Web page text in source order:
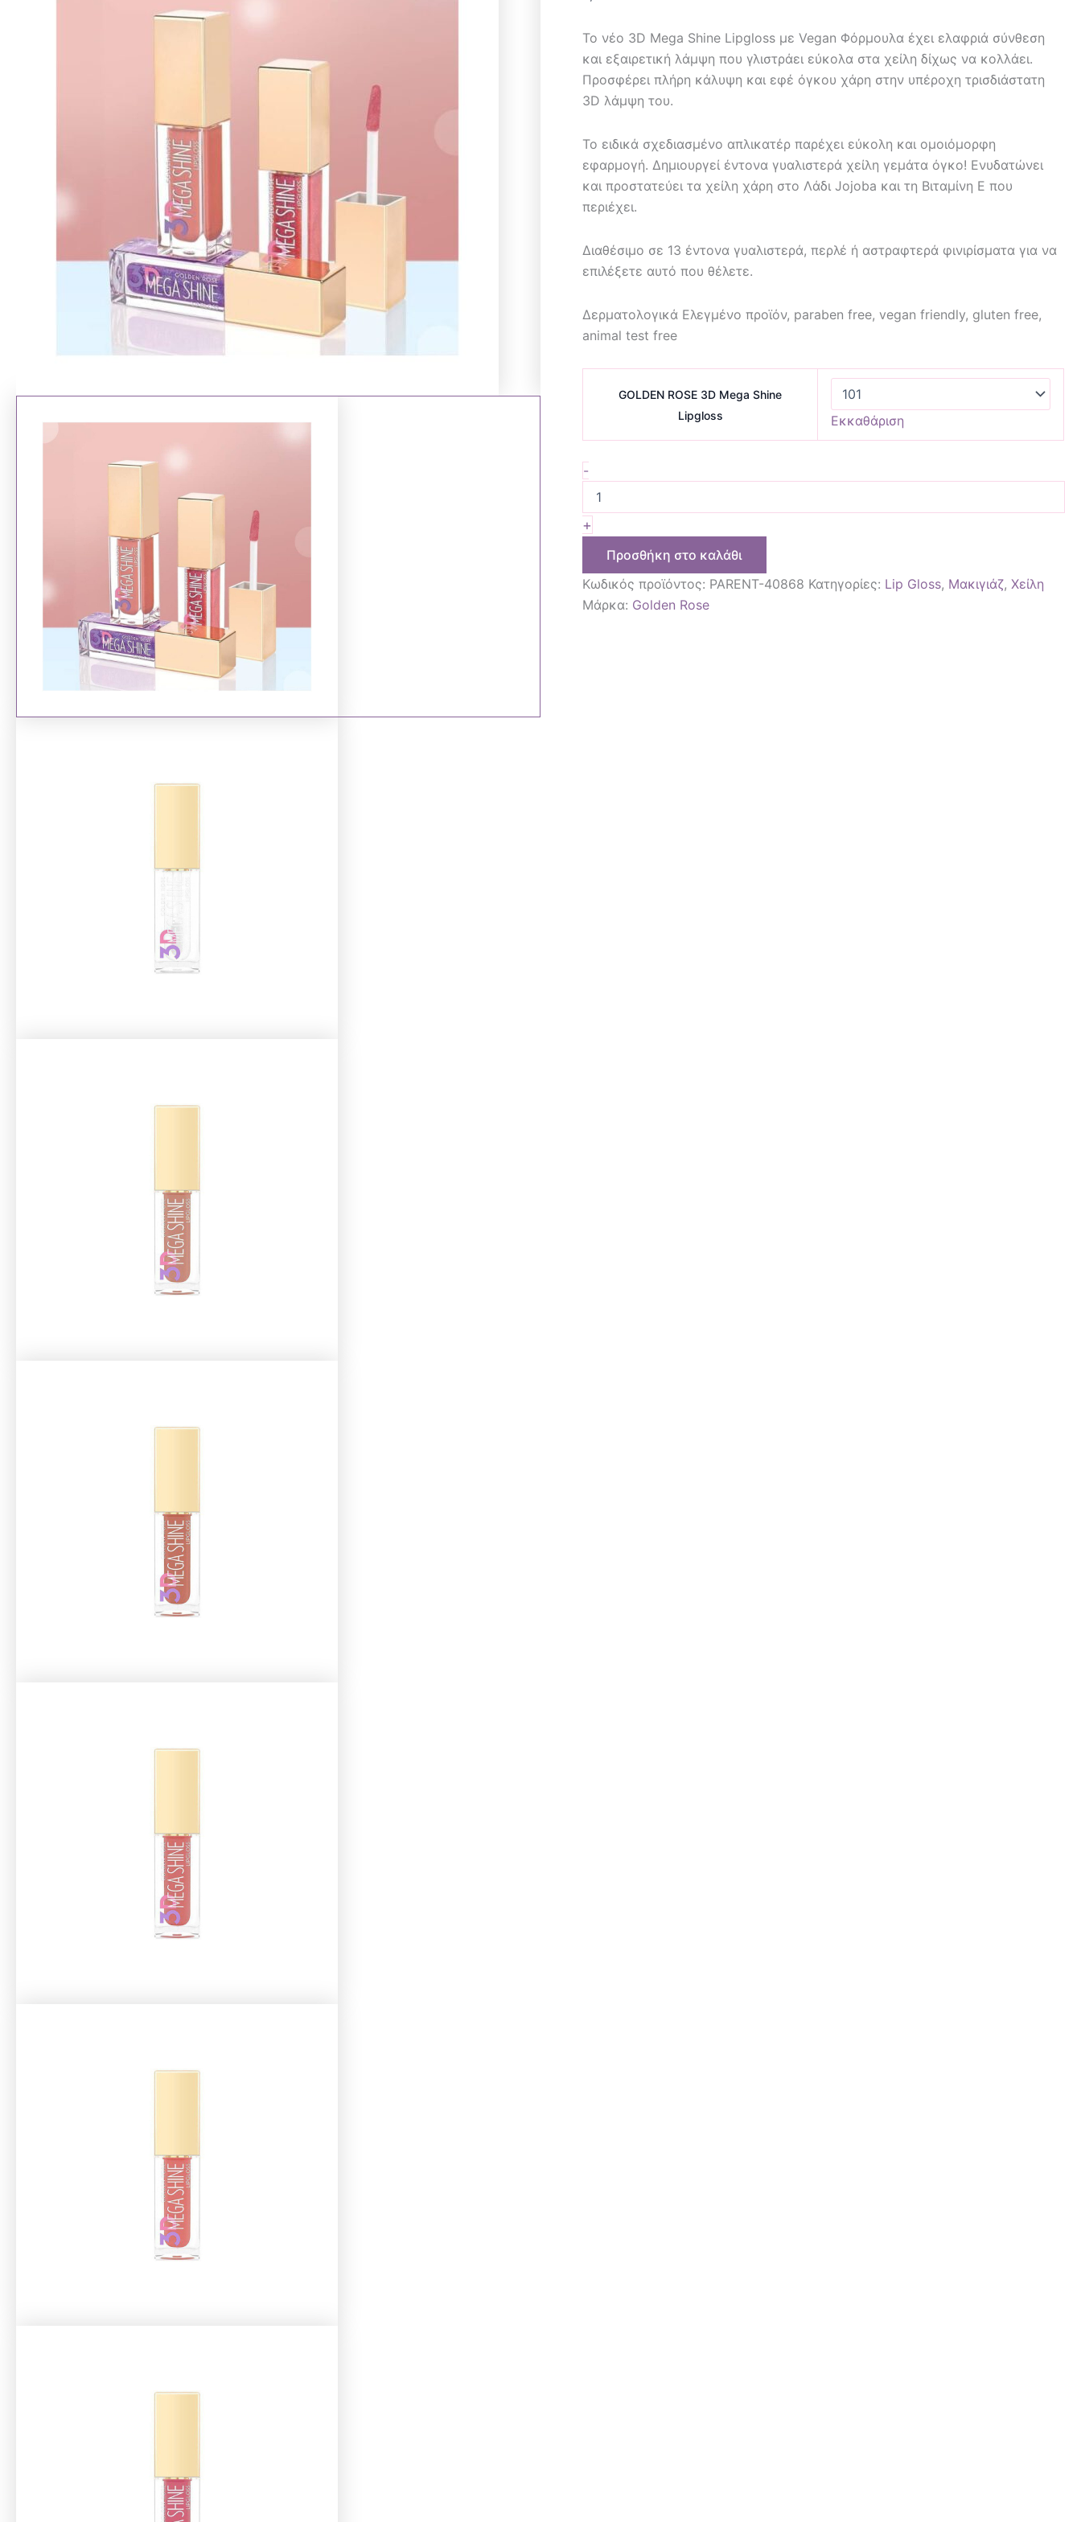
To νέο 3D Mega Shine Lipgloss με Vegan Φόρμουλα έχει ελαφριά σύνθεση
και εξαιρετική λάμψη που γλιστράει εύκολα στα χείλη δίχως να κολλάει.
Προσφέρει πλήρη κάλυψη και εφέ όγκου χάρη στην υπέροχη τρισδιάστατη
3D λάμψη του.
Το ειδικά σχεδιασμένο απλικατέρ παρέχει εύκολη και ομοιόμορφη
εφαρμογή. Δημιουργεί έντονα γυαλιστερά χείλη γεμάτα όγκο! Ενυδατώνει
και προστατεύει τα χείλη χάρη στο Λάδι Jojoba και τη Βιταμίνη Ε που
περιέχει.
Διαθέσιμο σε 13 έντονα γυαλιστερά, περλέ ή αστραφτερά φινιρίσματα για να
επιλέξετε αυτό που θέλετε.
Δερματολογικά Ελεγμένο προϊόν, paraben free, vegan friendly, gluten free,
animal test free
GOLDEN ROSE 3D Mega Shine
Lipgloss
Εκκαθάριση
-
+
Προσθήκη στο καλάθι
Κωδικός προϊόντος: PARENT-40868 Κατηγορίες: Lip Gloss, Μακιγιάζ,Χείλη
Μάρκα: Golden Rose